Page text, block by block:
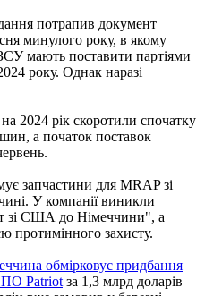
потрапив документ
минулого року, в якому
мають поставити партіями
року. Однак наразі
2024 рік скоротили спочатку
а початок поставок
запчастини для MRAP зі
У компанії виникли
зі США до Німеччини", а
протимінного захисту.
обмірковує придбання
Patriot за 1,3 млрд доларів